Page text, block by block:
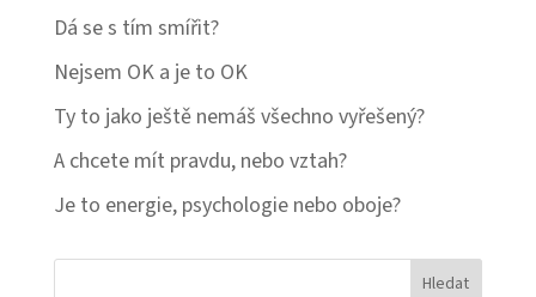
Dá se s tím smířit?
Nejsem OK a je to OK
Ty to jako ještě nemáš všechno vyřešený?
A chcete mít pravdu, nebo vztah?
Je to energie, psychologie nebo oboje?
Hledat